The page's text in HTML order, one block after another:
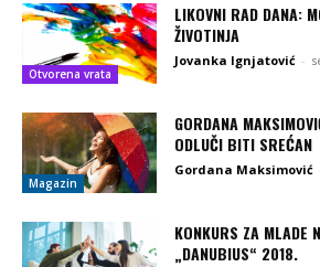
Otvorena vrata
LIKOVNI RAD DANA:
ŽIVOTINJA
Jovanka Ignjatović -
Magazin
GORDANA
ODLUČI BITI SREĆAN
Gordana Maksimović
KONKURS ZA MLADE
„DANUBIUS“ 2018.